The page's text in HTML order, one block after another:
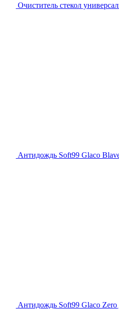
Очиститель стекол
Антидождь Soft99 Glaco
Антидождь Soft99 Glaco Zero